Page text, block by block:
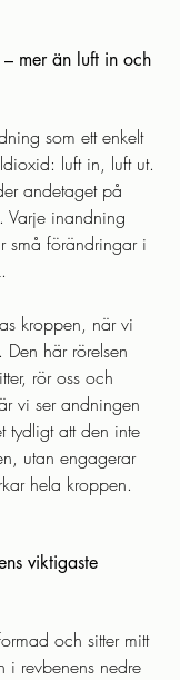
mer än luft in och
som ett enkelt
luft in, luft ut.
andetaget på
Varje inandning
små förändringar i
kroppen, när vi
här rörelsen
rör oss och
vi ser andningen
tydligt att den inte
utan engagerar
hela kroppen.
viktigaste
och sitter mitt
i revbenens nedre